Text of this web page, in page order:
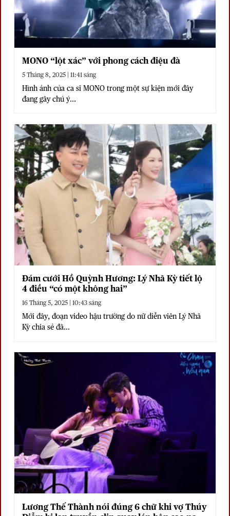
MONO “lột xác” với phong cách điệu đà
5 Tháng 8, 2025 | 11:41 sáng
Hình ảnh của ca sĩ MONO trong một sự kiện mới đây
đang gây chú ý...
Đám cưới Hồ Quỳnh Hương: Lý Nhã Kỳ tiết lộ
4 điều “có một không hai”
16 Tháng 5, 2025 | 10:43 sáng
Mới đây, đoạn video hậu trường do nữ diễn viên Lý Nhã
Kỳ chia sẻ đã...
Lương Thế Thành nói đúng 6 chữ khi vợ Thúy